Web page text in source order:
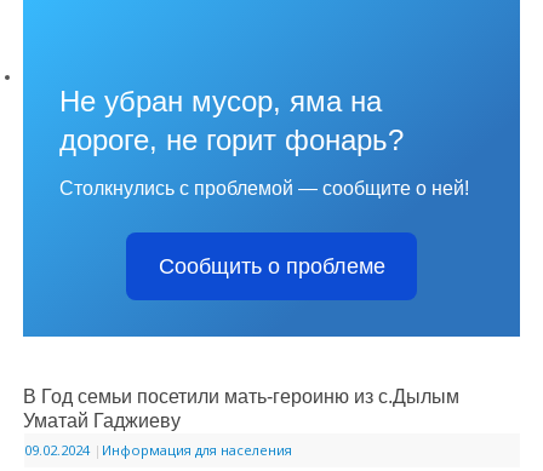
Не убран мусор, яма на
дороге, не горит фонарь?
Столкнулись с проблемой — сообщите о ней!
Сообщить о проблеме
В Год семьи посетили мать-героиню из с.Дылым
Уматай Гаджиеву
09.02.2024 | Информация для населения